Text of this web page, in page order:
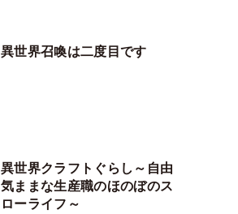
異世界召喚は二度目です
異世界クラフトぐらし～自由
気ままな生産職のほのぼのス
ローライフ～